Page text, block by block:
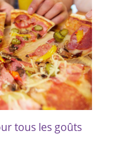
tous les goûts